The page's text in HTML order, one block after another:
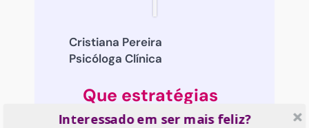
Cristiana Pereira
Psicóloga Clínica
Que estratégias
usar na hora de
Interessado em ser mais feliz?